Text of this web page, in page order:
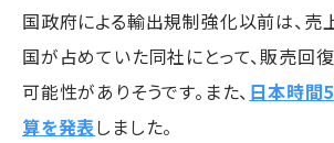
国政府による輸出規制強化以前は、売
国が占めていた同社にとって、販売回
可能性がありそうです。また、 日本時間
算を発表しました。